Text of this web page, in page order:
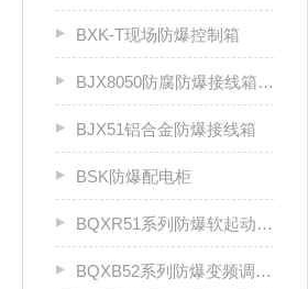
BXK-T现场防爆控制箱
BJX8050防腐防爆接线箱厂家
BJX51铝合金防爆接线箱
BSK防爆配电柜
BQXR51系列防爆软起动器（ⅡB）
BQXB52系列防爆变频调速箱（II B）